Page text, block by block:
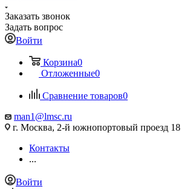
Заказать звонок
Задать вопрос
Войти
Корзина0
Отложенные0
Сравнение товаров0
man1@lmsc.ru
г. Москва, 2-й южнопортовый проезд 18
Контакты
...
Войти